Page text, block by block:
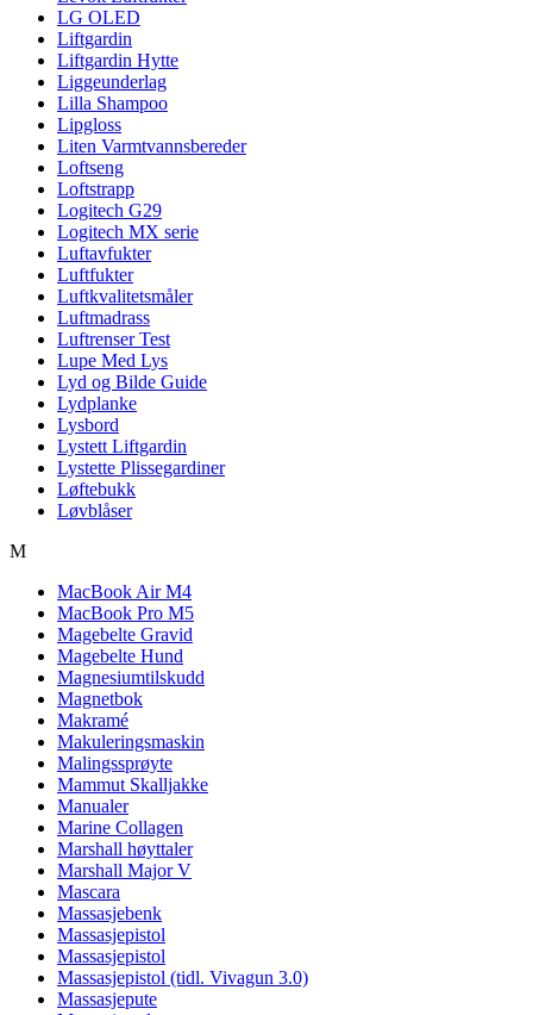
LG OLED
Liftgardin
Liftgardin Hytte
Liggeunderlag
Lilla Shampoo
Lipgloss
Liten Varmtvannsbereder
Loftseng
Loftstrapp
Logitech G29
Logitech MX serie
Luftavfukter
Luftfukter
Luftkvalitetsmåler
Luftmadrass
Luftrenser Test
Lupe Med Lys
Lyd og Bilde Guide
Lydplanke
Lysbord
Lystett Liftgardin
Lystette Plissegardiner
Løftebukk
Løvblåser
M
MacBook Air M4
MacBook Pro M5
Magebelte Gravid
Magebelte Hund
Magnesiumtilskudd
Magnetbok
Makramé
Makuleringsmaskin
Malingssprøyte
Mammut Skalljakke
Manualer
Marine Collagen
Marshall høyttaler
Marshall Major V
Mascara
Massasjebenk
Massasjepistol
Massasjepistol
Massasjepistol (tidl. Vivagun 3.0)
Massasjepute